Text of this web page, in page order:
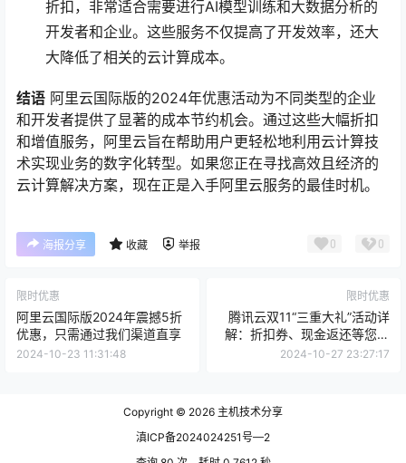
折扣，非常适合需要进行AI模型训练和大数据分析的
开发者和企业。这些服务不仅提高了开发效率，还大
大降低了相关的云计算成本。
结语 阿里云国际版的2024年优惠活动为不同类型的企业
和开发者提供了显著的成本节约机会。通过这些大幅折扣
和增值服务，阿里云旨在帮助用户更轻松地利用云计算技
术实现业务的数字化转型。如果您正在寻找高效且经济的
云计算解决方案，现在正是入手阿里云服务的最佳时机。
海报分享 收藏 举报 0 0
限时优惠
阿里云国际版2024年震撼5折
优惠，只需通过我们渠道直享
2024-10-23 11:31:48
限时优惠
腾讯云双11“三重大礼”活动详
解：折扣券、现金返还等您来
拿
2024-10-27 23:27:17
Copyright © 2026 主机技术分享
滇ICP备2024024251号—2